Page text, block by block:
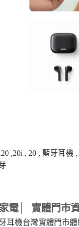
,20i , 20 , 藍牙耳機
電 實體門市
耳機台灣實體門市